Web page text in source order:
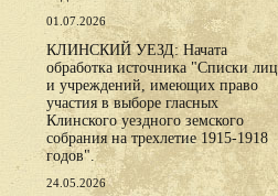
01.07.2026
КЛИНСКИЙ УЕЗД: Начата
обработка источника "Списки лиц
и учреждений, имеющих право
участия в выборе гласных
Клинского уездного земского
собрания на трехлетие 1915-1918
годов".
24.05.2026